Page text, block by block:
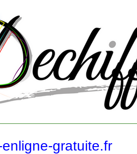
gratuite.fr